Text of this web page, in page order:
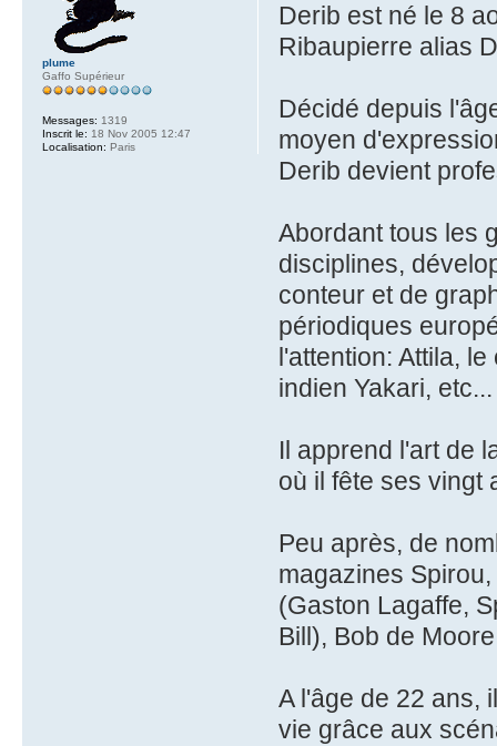
Derib est né le 8
Ribaupierre alias
Décidé depuis
moyen
Derib devient
Abordant tous les
disciplines,
conteur et de
périodiques
l'attention: Attila,
indien Yakari, etc...
Il apprend l'art de
où il fête ses vingt
Peu après, de
magazines
(Gaston Lagaffe,
Bill), Bob de
A l'âge de 22 ans,
vie grâce aux
plume
Gaffo Supérieur
Messages: 1319
Inscrit le: 18 Nov 2005 12:47
Localisation: Paris